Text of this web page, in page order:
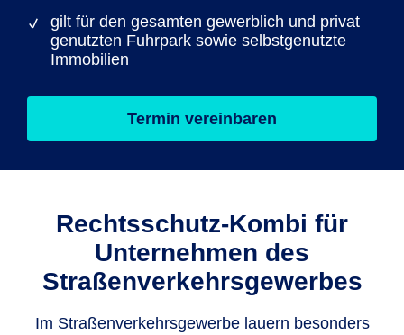
gilt für den gesamten gewerblich und privat
genutzten Fuhrpark sowie selbstgenutzte
Immobilien
Termin vereinbaren
Rechts­schutz-Kombi für
Unternehmen des
Straßenverkehrs­gewerbes
Im Straßenverkehrsgewerbe lauern besonders